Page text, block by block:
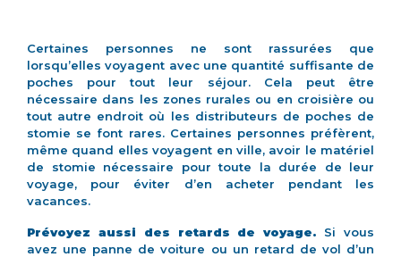
Certaines personnes ne sont rassurées que
lorsqu’elles voyagent avec une quantité suffisante de
poches pour tout leur séjour. Cela peut être
nécessaire dans les zones rurales ou en croisière ou
tout autre endroit où les distributeurs de poches de
stomie se font rares. Certaines personnes préfèrent,
même quand elles voyagent en ville, avoir le matériel
de stomie nécessaire pour toute la durée de leur
voyage, pour éviter d’en acheter pendant les
vacances.
Prévoyez aussi des retards de voyage. Si vous
avez une panne de voiture ou un retard de vol d’un